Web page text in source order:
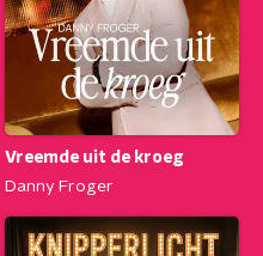
Vreemde uit de kroeg
Danny Froger